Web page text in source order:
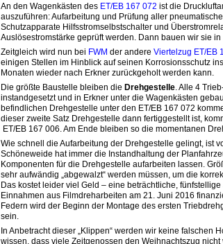
An den Wagenkästen des ET/EB 167 072 ist die
auszuführen: Aufarbeitung und Prüfung aller
Schutzapparate Hilfsstromselbstschalter und
Auslösestromstärke geprüft werden. Dann bauen wir sie in
Zeitgleich wird nun bei FWM der andere Viertelzug ET/EB
einigen Stellen im Hinblick auf seinen Korrosionsschutz
Monaten wieder nach Erkner zurückgeholt werden kann.
Die größte Baustelle bleiben die Drehgestelle . Alle 4
instandgesetzt und in Erkner unter die Wagenkästen
befindlichen Drehgestelle unter den ET/EB 167 072
dieser zweite Satz Drehgestelle dann fertiggestellt ist,
ET/EB 167 006. Am Ende bleiben so die momentanen
Wie schnell die Aufarbeitung der Drehgestelle gelingt, ist
Schöneweide hat immer die Instandhaltung der
Komponenten für die Drehgestelle aufarbeiten lassen.
sehr aufwändig „abgewalzt“ werden müssen, um die
Das kostet leider viel Geld – eine beträchtliche,
Einnahmen aus Filmdreharbeiten am 21. Juni 2016
Federn wird der Beginn der Montage des ersten
sein.
In Anbetracht dieser „Klippen“ werden wir keine falschen
wissen, dass viele Zeitgenossen den Weihnachtszug